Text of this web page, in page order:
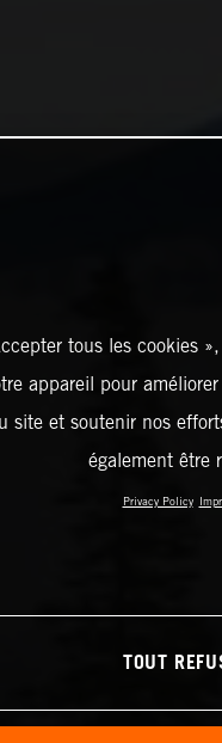
tous les cookies
appareil pour
site et soutenir nos
également être
Privacy Policy
TOUT